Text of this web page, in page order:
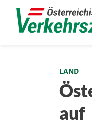
LAND
auf